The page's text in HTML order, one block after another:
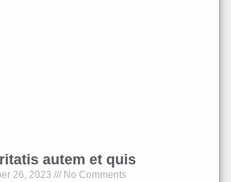
autem et quis
26, 2023 No Comments